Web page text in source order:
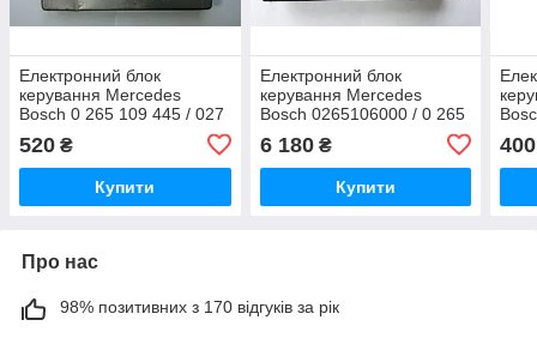
Електронний блок
керування Mercedes
Bosch 0 265 109 445 / 027
520 ₴
Купити
Електронний блок
керування Mercedes
Bosch 0265106000 / 0 265
106 000 / 005 545 02 32 /
0055450232
6 180₴
Купити
109
400
Про нас
98% позитивних з 170 відгуків за рік